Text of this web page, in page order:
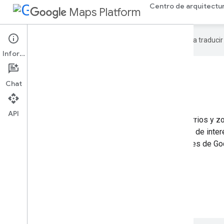
Maps Platform Centro de
Google utiliza tecnología de IA para
3D Area Explorer
La solución 3D Area Explorer te permite explorar barrios y
con un alto nivel de detalle visual, identificar lugares de
interactivas y envolventes con Photorealistic 3D Tiles de
Información
Chat
API